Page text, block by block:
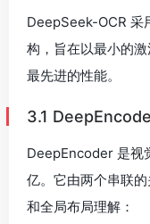
DeepSeek-OCR 采
构，旨在以最小的
最先进的性能。
3.1
DeepEncoder 是视
亿。它由两个串联
和全局布局理解：